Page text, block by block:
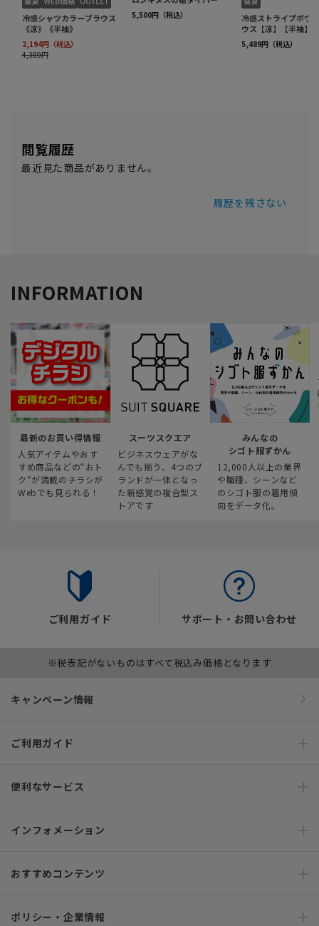
閲覧履歴
最近見た商品がありません。
履歴を残さない
INFORMATION
最新のお買い得情報
人気アイテムやおす
すめ商品などの“おト
ク“が満載のチラシが
Webでも見られる！
スーツスクエア
ビジネスウェアがな
んでも揃う、4つのブ
ランドが一体となっ
た新感覚の複合型ス
トアです
みんなの
シゴト服ずかん
12,000人以上の業界
や職種、シーンなど
のシゴト服の着用傾
向をデータ化。
ご利用ガイド サポート・お問い合わせ
※税表記がないものはすべて税込み価格となります
キャンペーン情報
ご利用ガイド
便利なサービス
インフォメーション
おすすめコンテンツ
ポリシー・企業情報